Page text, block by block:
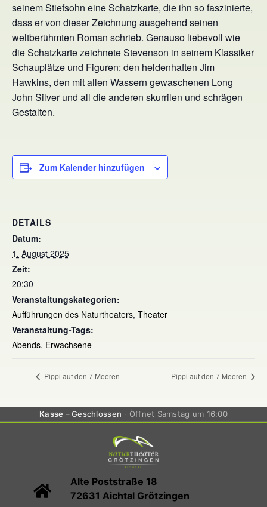
seinem Stiefsohn eine Schatzkarte, die ihn so faszinierte,
dass er von dieser Zeichnung ausgehend seinen
weltberühmten Roman schrieb. Genauso liebevoll wie
die Schatzkarte zeichnete Stevenson in seinem Klassiker
Schauplätze und Figuren: den heldenhaften Jim
Hawkins, den mit allen Wassern gewaschenen Long
John Silver und all die anderen skurrilen und schrägen
Gestalten.
Zum Kalender hinzufügen
DETAILS
Datum:
1. August 2025
Zeit:
20:30
Veranstaltungskategorien:
Aufführungen des Naturtheaters, Theater
Veranstaltung-Tags:
Abends, Erwachsene
Pippi auf den 7 Meeren Pippi auf den 7 Meeren
Kasse Geschlossen Öffnet Samstag um 16:00
Alte Poststraße 18
72631 Aichtal Grötzingen